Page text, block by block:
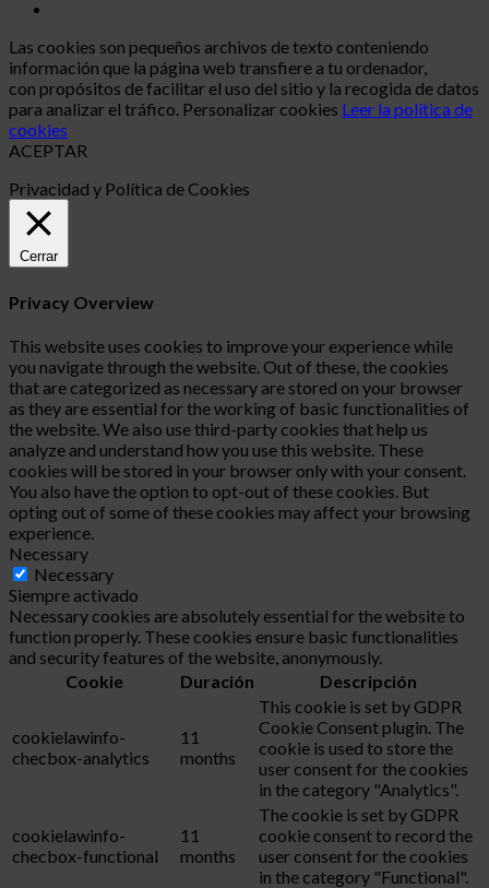
Las cookies son pequeños archivos de texto conteniendo
información que la página web transfiere a tu ordenador,
con propósitos de facilitar el uso del sitio y la recogida de datos
para analizar el tráfico. Personalizar cookies Leer la política de
cookies
ACEPTAR
Privacidad y Política de Cookies
Cerrar
Privacy Overview
This website uses cookies to improve your experience while
you navigate through the website. Out of these, the cookies
that are categorized as necessary are stored on your browser
as they are essential for the working of basic functionalities of
the website. We also use third-party cookies that help us
analyze and understand how you use this website. These
cookies will be stored in your browser only with your consent.
You also have the option to opt-out of these cookies. But
opting out of some of these cookies may affect your browsing
experience.
Necessary
Necessary
Siempre activado
Necessary cookies are absolutely essential for the website to
function properly. These cookies ensure basic functionalities
and security features of the website, anonymously.
Cookie
Duración Descripción
cookielawinfo-
checbox-analytics
11
months
This cookie is set by GDPR
Cookie Consent plugin. The
cookie is used to store the
user consent for the cookies
in the category "Analytics".
cookielawinfo-
checbox-functional
11
months
The cookie is set by GDPR
cookie consent to record the
user consent for the cookies
in the category "Functional".